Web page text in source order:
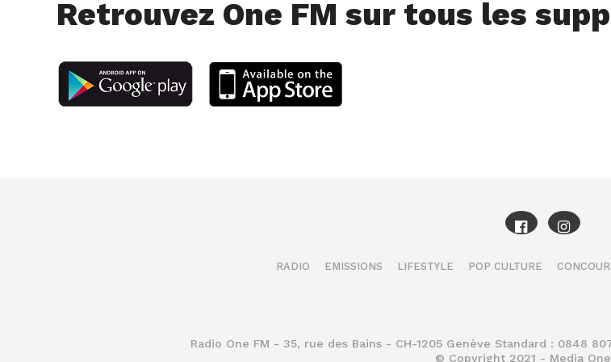
Retrouvez One FM sur tous les
RADIO EMISSIONS LIFESTYLE POP CULTURE
Radio One FM - 35, rue des Bains - CH-1205 Genève Standard : 0848
© Copyright 2021 - Media